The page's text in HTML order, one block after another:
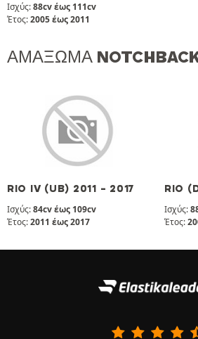
Ισχύς:88cv έως 111cv
Έτος:2005 έως 2011
ΑΜΆΞΩΜΑ
RIO IV (UB) 2011 - 2017
Ισχύς:84cv έως 109cv
Έτος:2011 έως 2017
RIO
Ισχύς:
Έτος: